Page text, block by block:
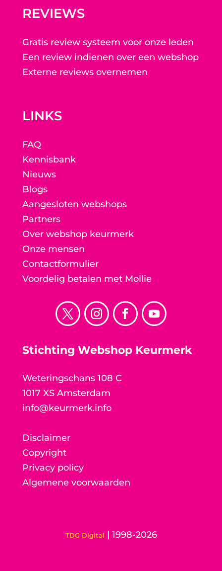
REVIEWS
Gratis review systeem voor onze leden
Een review indienen over een webshop
Externe reviews overnemen
LINKS
FAQ
Kennisbank
Nieuws
Blogs
Aangesloten webshops
Partners
Over webshop keurmerk
Onze mensen
Contactformulier
Voordelig betalen met Mollie
Stichting Webshop Keurmerk
Weteringschans 108 C
1017 XS Amsterdam
info@keurmerk.info
Disclaimer
Copyright
Privacy policy
Algemene voorwaarden
TDG Digital | 1998-2026